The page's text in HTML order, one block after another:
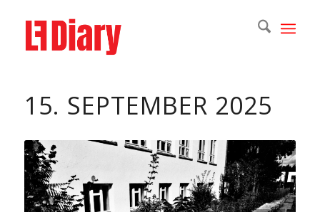
15. SEPTEMBER 2025